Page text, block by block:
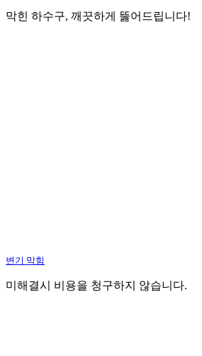
막힌 하수구, 깨끗하게 뚫어드립니다!
변기 막힘
미해결시 비용을 청구하지 않습니다.